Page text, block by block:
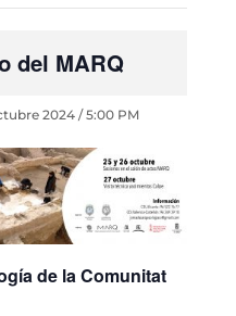
del MARQ
2024 / 5:00 PM
de la Comunitat